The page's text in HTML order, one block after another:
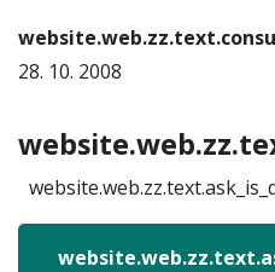
28. 10. 2008